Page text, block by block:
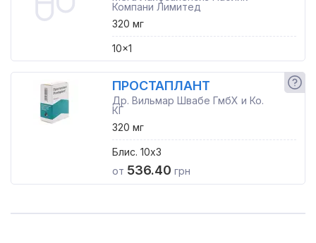
Компани Лимитед
320 мг
10x1
ПРОСТАПЛАНТ
Др. Вильмар Швабе ГмбХ и Ко.
КГ
320 мг
Блис. 10x3
от 536.40 грн